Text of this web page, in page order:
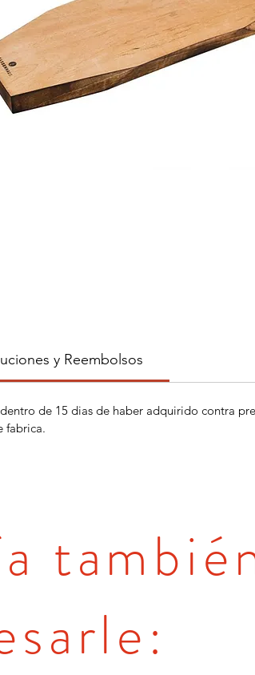
y Reembolsos
de 15 dias de haber adquirido contra
fabrica.